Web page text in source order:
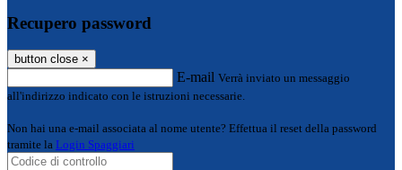
Recupero password
button close ×
E-mail Verrà inviato un messaggio
all'indirizzo indicato con le istruzioni necessarie.
Non hai una e-mail associata al nome utente? Effettua il reset della password
tramite la Login Spaggiari